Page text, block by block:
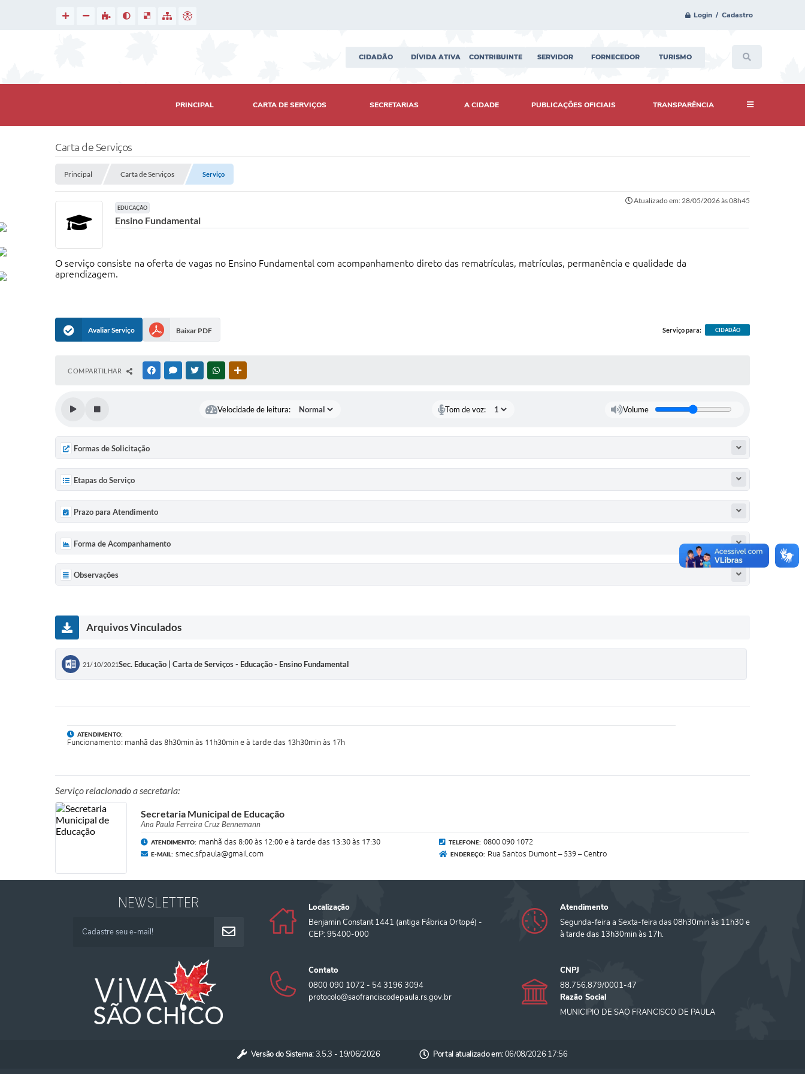
Login / Cadastro
CIDADÃO DÍVIDA ATIVA CONTRIBUINTE SERVIDOR FORNECEDOR TURISMO
PRINCIPAL CARTA DE SERVIÇOS SECRETARIAS A CIDADE PUBLICAÇÕES OFICIAIS TRANSPARÊNCIA
Carta de Serviços
Principal Carta de Serviços Serviço
Atualizado em: 28/05/2026 às 08h45
EDUCAÇÃO
Ensino Fundamental
O serviço consiste na oferta de vagas no Ensino Fundamental com acompanhamento direto das rematrículas, matrículas, permanência e qualidade da
aprendizagem.
Avaliar Serviço Baixar PDF Serviço para: CIDADÃO
COMPARTILHAR FACEBOOKMESSENGER
TWITTERWHATSAPP
Velocidade de leitura: Tom de voz: Volume
Formas de Solicitação
Etapas do Serviço
Prazo para Atendimento
Forma de Acompanhamento
Observações
Arquivos Vinculados
21/10/2021Sec. Educação | Carta de Serviços - Educação - Ensino Fundamental
ATENDIMENTO:
Funcionamento: manhã das 8h30min às 11h30min e à tarde das 13h30min às 17h
Serviço relacionado a secretaria:
Secretaria Municipal de Educação
Ana Paula Ferreira Cruz Bennemann
ATENDIMENTO: manhã das 8:00 às 12:00 e à tarde das 13:30 às 17:30 TELEFONE: 0800 090 1072
E-MAIL: smec.sfpaula@gmail.com ENDEREÇO: Rua Santos Dumont – 539 – Centro
NEWSLETTER
Localização
Benjamin Constant 1441 (antiga Fábrica Ortopé) -
CEP: 95400-000
Atendimento
Segunda-feira a Sexta-feira das 08h30min às 11h30 e
à tarde das 13h30min às 17h.
Contato
0800 090 1072 - 54 3196 3094
protocolo@saofranciscodepaula.rs.gov.br
CNPJ
88.756.879/0001-47
Razão Social
MUNICIPIO DE SAO FRANCISCO DE PAULA
Versão do Sistema:3.5.3 - 19/06/2026 Portal atualizado em:06/08/2026 17:56